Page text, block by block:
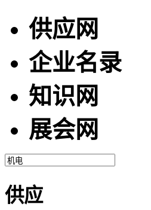
供应网
企业名录
知识网
展会网
供应